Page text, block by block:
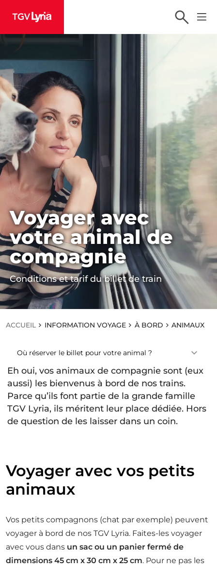
TGV Lyria
ACCUEIL
IN
F
O
R
M
AT
IO
N
V
OY
GE
D
A
I
M
A
U
Voyager avec
votre animal de
compagnie
Conditions et tarif du billet de train
ACCUEIL INFORMATION VOYAGE À BORD ANIMAUX
Où réserver le billet pour votre animal ?
Eh oui, vos animaux de compagnie sont (eux
aussi) les bienvenus à bord de nos trains.
Parce qu’ils font partie de la grande famille
TGV Lyria, ils méritent leur place dédiée. Hors
de question de les laisser dans un coin.
Voyager avec vos petits
animaux
Vos petits compagnons (chat par exemple) peuvent
voyager à bord de nos TGV Lyria. Faites-les voyager
avec vous dans un sac ou un panier fermé de
dimensions 45 cm x 30 cm x 25 cm. Pour ne pas les